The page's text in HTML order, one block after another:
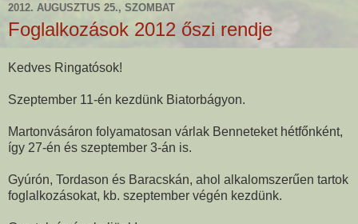
2012. AUGUSZTUS 25., SZOMBAT
Foglalkozások 2012 őszi rendje
Kedves Ringatósok!
Szeptember 11-én kezdünk Biatorbágyon.
Martonvásáron folyamatosan várlak Benneteket hétfőnként,
így 27-én és szeptember 3-án is.
Gyúrón, Tordason és Baracskán, ahol alkalomszerűen tartok
foglalkozásokat, kb. szeptember végén kezdünk.